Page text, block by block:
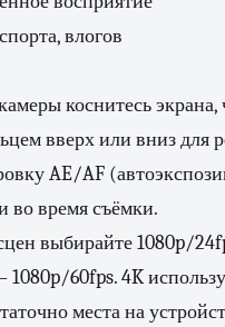
влогов
коснитесь экрана,
вверх или вниз для
AE/AF
во время съёмки.
выбирайте 1080p/
60fps. 4K
места на